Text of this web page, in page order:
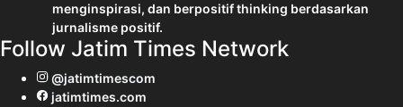
menginspirasi, dan berpositif thinking berdasarkan
jurnalisme positif.
Follow Jatim Times Network
@jatimtimescom
jatimtimes.com